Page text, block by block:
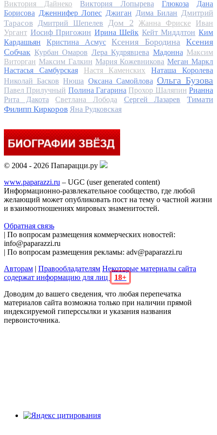
Виктория Дайнеко Виктория Лопырева Глюкоза
Дана
Борисова Дженнифер Лопес Джиган Дима Билан Дмитрий
Тарасов
Дмитрий Шепелев Дом 2 Жанна Фриске
Иван
Ургант Иосиф Пригожин Ирина Шейк Кейт Миддлтон Ким
Кардашьян
Кристина Асмус Ксения Бородина
Ксения
Собчак Курбан Омаров Лера Кудрявцева Мадонна Максим
Виторган Максим Галкин Мария Кожевникова Меган Маркл
Настасья Самбурская
Настя Каменских
Наташа Королева
Николай Басков Нюша Оксана Самойлова Ольга Бузова
Павел Прилучный Полина Гагарина Прохор Шаляпин Рианна
Рита Дакота
Светлана Лобода Сергей Лазарев
Тимати
Филипп Киркоров Яна Рудковская
© 2004 - 2026 Папарацци.ру
www.paparazzi.ru – UGC (user generated content)
Информационно-развлекательное сообщество, где любой
желающий может опубликовать пост на тему о частной жизни
и взаимоотношениях мировых знаменитостей.
Обратная связь
| По вопросам размещения коммерческих новостей:
info@paparazzi.ru
| По вопросам размещения рекламы: adv@paparazzi.ru
Авторам | Правообладателям Некоторые материалы сайта
содержат информацию для лиц
18+
Доводим до вашего сведения, что любая перепечатка
материалов сайта возможна только при наличии прямой
индексируемой гиперссылки и указания названия
первоисточника.